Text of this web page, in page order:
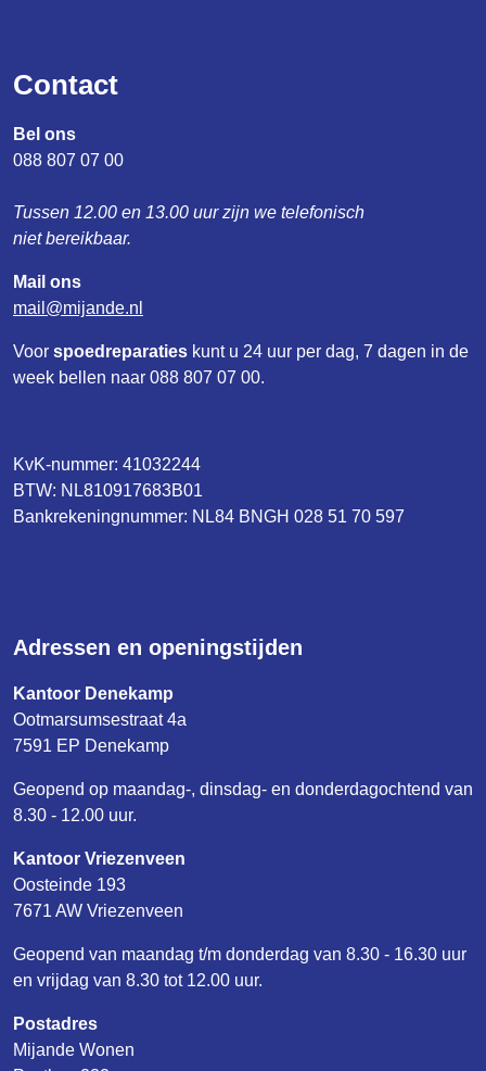
Contact
Bel ons
088 807 07 00
Tussen 12.00 en 13.00 uur zijn we telefonisch
niet bereikbaar.
Mail ons
mail
mijande nl
Voor spoedreparaties kunt u 24 uur per dag, 7 dagen in de
week bellen naar 088 807 07 00.
KvK-nummer: 41032244
BTW: NL810917683B01
Bankrekeningnummer: NL84 BNGH 028 51 70 597
Adressen en openingstijden
Kantoor Denekamp
Ootmarsumsestraat 4a
7591 EP Denekamp
Geopend op maandag-, dinsdag- en donderdagochtend van
8.30 - 12.00 uur.
Kantoor Vriezenveen
Oosteinde 193
7671 AW Vriezenveen
Geopend van maandag t/m donderdag van 8.30 - 16.30 uur
en vrijdag van 8.30 tot 12.00 uur.
Postadres
Mijande Wonen